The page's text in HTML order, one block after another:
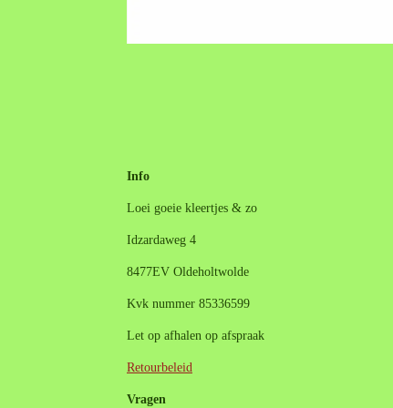
Info
Loei goeie kleertjes & zo
Idzardaweg 4
8477EV Oldeholtwolde
Kvk nummer 85336599
Let op afhalen op afspraak
Retourbeleid
Vragen